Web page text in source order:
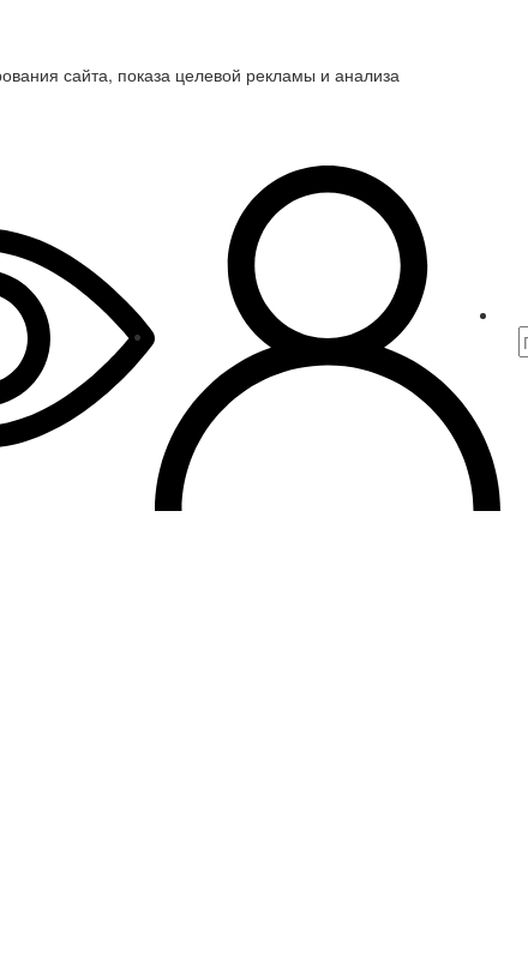
сайта, показа целевой рекламы и анализа